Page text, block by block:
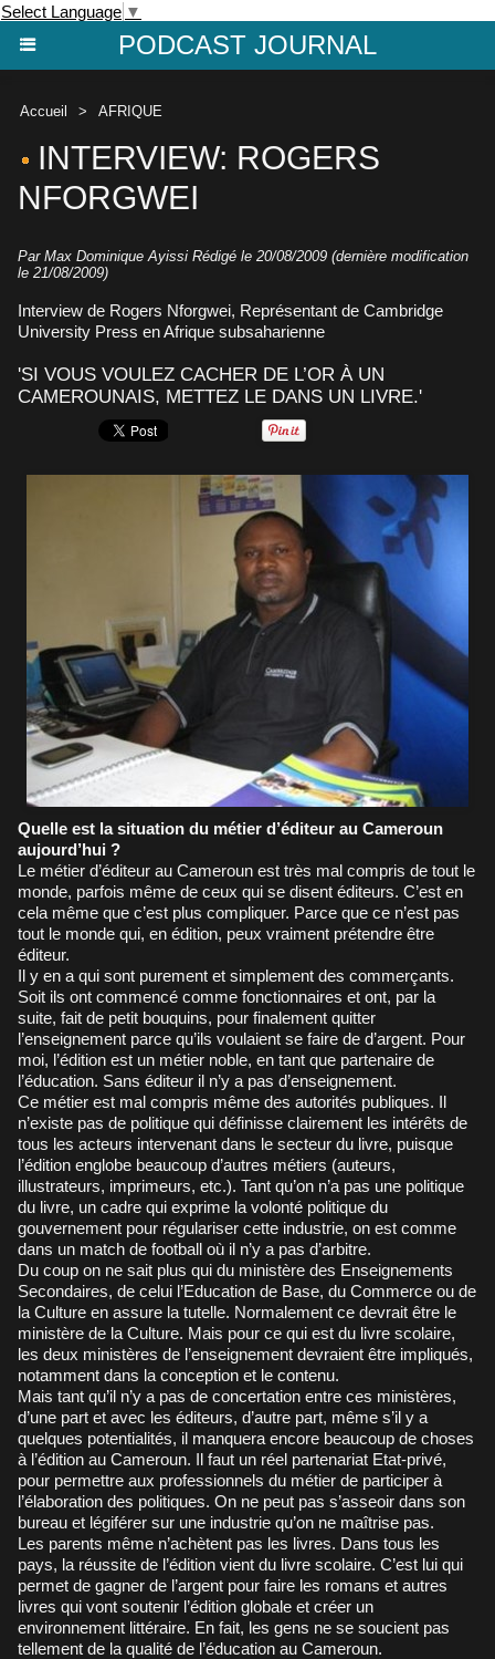
Select Language ▼
PODCAST JOURNAL
Accueil > AFRIQUE
INTERVIEW: ROGERS
NFORGWEI
Par Max Dominique Ayissi Rédigé le 20/08/2009 (dernière modification
le 21/08/2009)
Interview de Rogers Nforgwei, Représentant de Cambridge
University Press en Afrique subsaharienne
'SI VOUS VOULEZ CACHER DE L’OR À UN
CAMEROUNAIS, METTEZ LE DANS UN LIVRE.'
Quelle est la situation du métier d’éditeur au Cameroun
aujourd’hui ?
Le métier d’éditeur au Cameroun est très mal compris de tout le
monde, parfois même de ceux qui se disent éditeurs. C’est en
cela même que c’est plus compliquer. Parce que ce n’est pas
tout le monde qui, en édition, peux vraiment prétendre être
éditeur.
Il y en a qui sont purement et simplement des commerçants.
Soit ils ont commencé comme fonctionnaires et ont, par la
suite, fait de petit bouquins, pour finalement quitter
l’enseignement parce qu’ils voulaient se faire de d’argent. Pour
moi, l’édition est un métier noble, en tant que partenaire de
l’éducation. Sans éditeur il n’y a pas d’enseignement.
Ce métier est mal compris même des autorités publiques. Il
n’existe pas de politique qui définisse clairement les intérêts de
tous les acteurs intervenant dans le secteur du livre, puisque
l’édition englobe beaucoup d’autres métiers (auteurs,
illustrateurs, imprimeurs, etc.). Tant qu’on n’a pas une politique
du livre, un cadre qui exprime la volonté politique du
gouvernement pour régulariser cette industrie, on est comme
dans un match de football où il n’y a pas d’arbitre.
Du coup on ne sait plus qui du ministère des Enseignements
Secondaires, de celui l’Education de Base, du Commerce ou de
la Culture en assure la tutelle. Normalement ce devrait être le
ministère de la Culture. Mais pour ce qui est du livre scolaire,
les deux ministères de l’enseignement devraient être impliqués,
notamment dans la conception et le contenu.
Mais tant qu’il n’y a pas de concertation entre ces ministères,
d’une part et avec les éditeurs, d’autre part, même s’il y a
quelques potentialités, il manquera encore beaucoup de choses
à l’édition au Cameroun. Il faut un réel partenariat Etat-privé,
pour permettre aux professionnels du métier de participer à
l’élaboration des politiques. On ne peut pas s’asseoir dans son
bureau et légiférer sur une industrie qu’on ne maîtrise pas.
Les parents même n’achètent pas les livres. Dans tous les
pays, la réussite de l’édition vient du livre scolaire. C’est lui qui
permet de gagner de l’argent pour faire les romans et autres
livres qui vont soutenir l’édition globale et créer un
environnement littéraire. En fait, les gens ne se soucient pas
tellement de la qualité de l’éducation au Cameroun.